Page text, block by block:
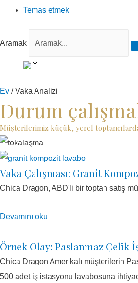
Temas etmek
Aramak
Ev / Vaka Analizi
Durum
Müşterilerimiz küçük, yerel
Vaka Çalışması: Granit
Chica Dragon, ABD'li bir toptan satış
Devamını oku
Örnek Olay: Paslanmaz Çelik
Chica Dragon Amerikalı müşterilerin
500 adet iş istasyonu lavabosuna